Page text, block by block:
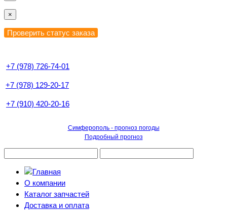
×
+7 (978) 726-74-01
+7 (978) 129-20-17
+7 (910) 420-20-16
Симферополь - прогноз погоды
Подробный прогноз
О компании
Каталог запчастей
Доставка и оплата